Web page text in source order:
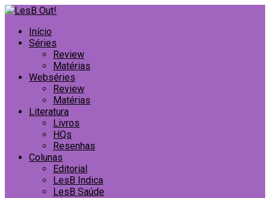
Início
Séries
Review
Matérias
Webséries
Review
Matérias
Literatura
Livros
HQs
Resenhas
Colunas
Editorial
LesB Indica
LesB Saúde